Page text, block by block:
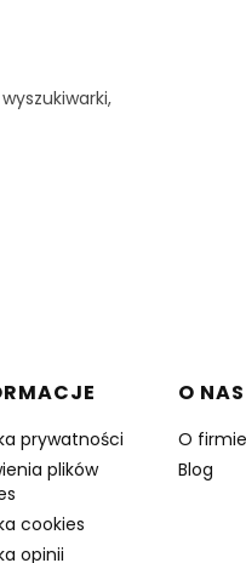
prywatności
plików
cookies
opinii
O NAS
O firmie
Blog